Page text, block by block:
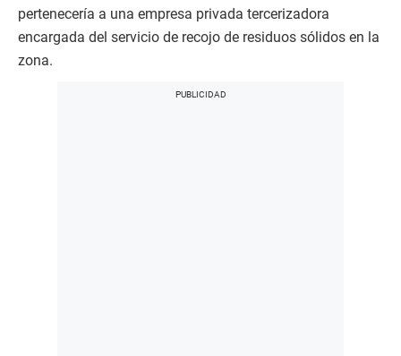
pertenecería a una empresa privada tercerizadora
encargada del servicio de recojo de residuos sólidos en la
zona.